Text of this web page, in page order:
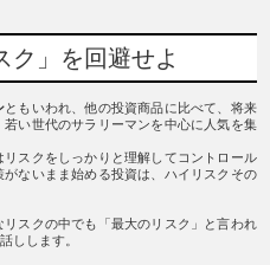
ク」を回避せよ
ともいわれ、他の投資商品に比べて、将来
い世代のサラリーマンを中心に人気を集
スクをしっかりと理解してコントロール
ないまま始める投資は、ハイリスクその
スクの中でも「最大のリスク」と言われ
しします。